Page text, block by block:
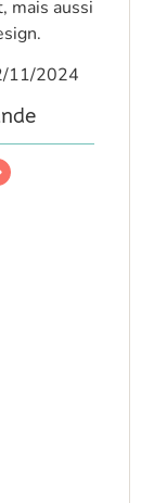
mais aussi
11/2024